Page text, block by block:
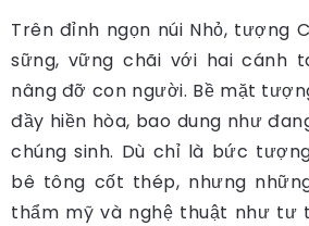
Trên đỉnh ngọn núi Nhỏ, tượng
sững, vững chãi với hai cánh
nâng đỡ con người. Bề mặt
đầy hiền hòa, bao dung như
chúng sinh. Dù chỉ là bức
bê tông cốt thép, nhưng
thẩm mỹ và nghệ thuật như tư